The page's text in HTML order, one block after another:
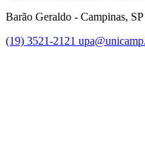
Barão Geraldo - Campinas, SP
(19) 3521-2121